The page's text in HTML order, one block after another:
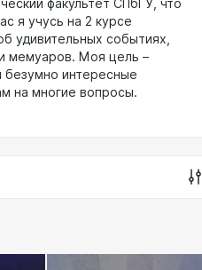
факультет СПбГУ, что
я учусь на 2 курсе
удивительных событиях,
мемуаров. Моя цель –
безумно интересные
на многие вопросы.